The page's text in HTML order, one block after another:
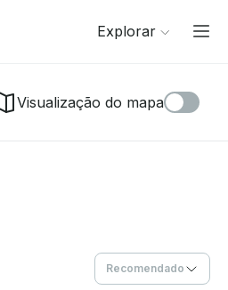
Explorar
Visualização do mapa
Recomendado